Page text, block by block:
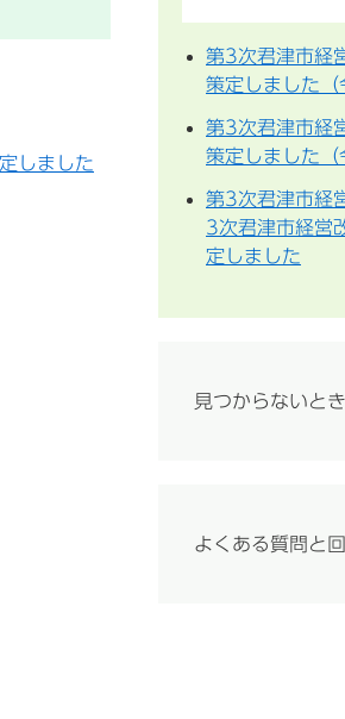
しました
第3次君津市経
策定しました（
第3次君津市経
策定しました（
第3次君津市経
3次君津市経営
定しました
見つからないと
よくある質問と